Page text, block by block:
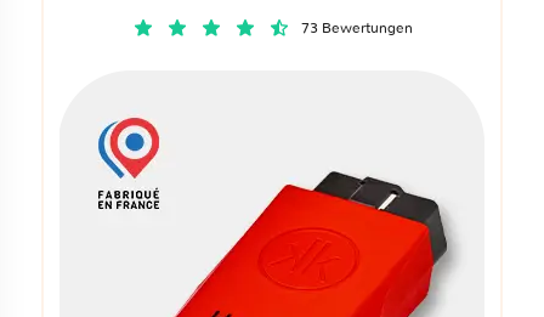
73 Bewertungen